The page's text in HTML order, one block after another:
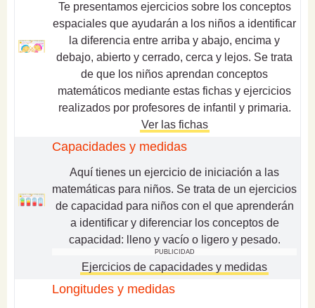
Te presentamos ejercicios sobre los conceptos
espaciales que ayudarán a los niños a identificar
la diferencia entre arriba y abajo, encima y
debajo, abierto y cerrado, cerca y lejos. Se trata
de que los niños aprendan conceptos
matemáticos mediante estas fichas y ejercicios
realizados por profesores de infantil y primaria.
Ver las fichas
Capacidades y medidas
Aquí tienes un ejercicio de iniciación a las
matemáticas para niños. Se trata de un ejercicios
de capacidad para niños con el que aprenderán
a identificar y diferenciar los conceptos de
capacidad: lleno y vacío o ligero y pesado.
PUBLICIDAD
Ejercicios de capacidades y medidas
Longitudes y medidas